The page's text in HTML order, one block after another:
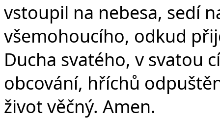
vstoupil na nebesa, sedí
všemohoucího, odkud
Ducha svatého, v svatou
obcování, hříchů
život věčný. Amen.